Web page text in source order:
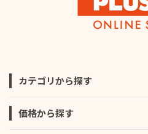
カテゴリから探す
価格から探す